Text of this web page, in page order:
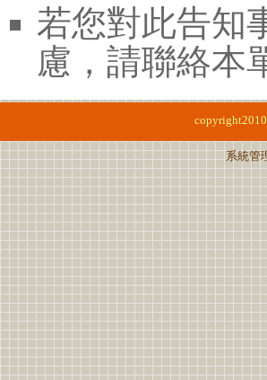
若您對此告知
慮，請聯絡本
系統管